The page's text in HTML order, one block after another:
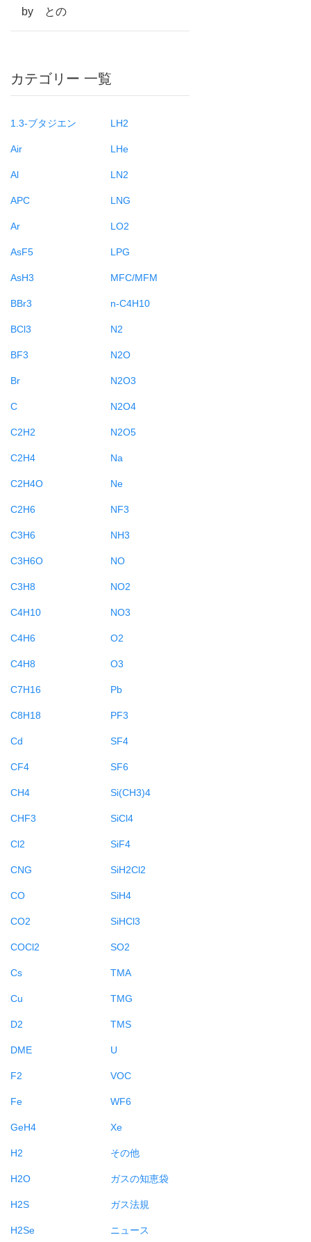
by との
カテゴリー 一覧
1.3-ブタジエン
Air
Al
APC
Ar
AsF5
AsH3
BBr3
BCl3
BF3
Br
C
C2H2
C2H4
C2H4O
C2H6
C3H6
C3H6O
C3H8
C4H10
C4H6
C4H8
C7H16
C8H18
Cd
CF4
CH4
CHF3
Cl2
CNG
CO
CO2
COCl2
Cs
Cu
D2
DME
F2
Fe
GeH4
H2
H2O
H2S
H2Se
LH2
LHe
LN2
LNG
LO2
LPG
MFC/MFM
n-C4H10
N2
N2O
N2O3
N2O4
N2O5
Na
Ne
NF3
NH3
NO
NO2
NO3
O2
O3
Pb
PF3
SF4
SF6
Si(CH3)4
SiCl4
SiF4
SiH2Cl2
SiH4
SiHCl3
SO2
TMA
TMG
TMS
U
VOC
WF6
Xe
その他
ガスの知恵袋
ガス法規
ニュース